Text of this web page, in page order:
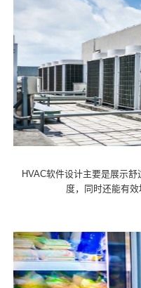
HVAC软件设计主要是展示
度，同时还能有效